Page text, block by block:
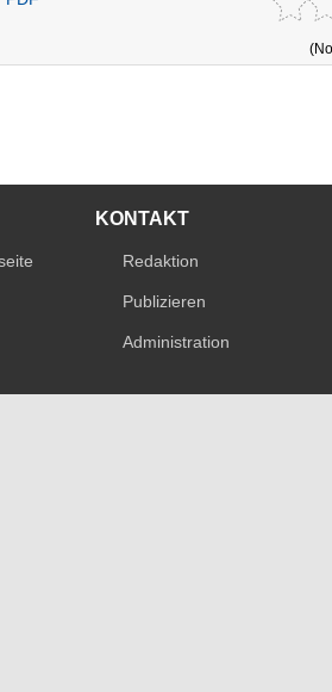
KONTAKT
Redaktion
Publizieren
Administration